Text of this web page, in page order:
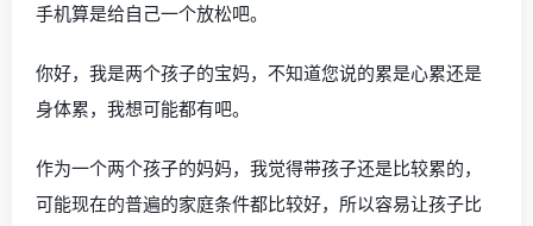
手机算是给自己一个放松吧。
你好，我是两个孩子的宝妈，不知道您说的累是心累还是
身体累，我想可能都有吧。
作为一个两个孩子的妈妈，我觉得带孩子还是比较累的，
可能现在的普遍的家庭条件都比较好，所以容易让孩子比